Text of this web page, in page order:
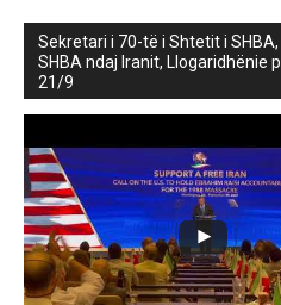
Sekretari i 70-të i Shtetit i
SHBA ndaj Iranit, Llogaridhënie
21/9